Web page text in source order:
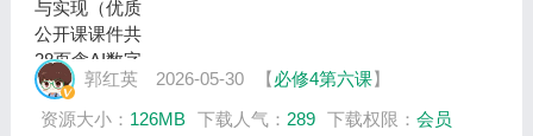
郭红英 2026-05-30 【必修4第六课】
资源大小： 126MB 下载人气： 289 下载权限： 会员